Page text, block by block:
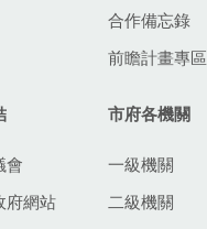
合作備忘錄
前瞻計畫專區
會
府網站
市府各機關
一級機關
二級機關